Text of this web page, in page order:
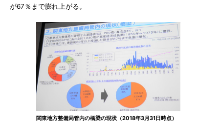
が67％まで膨れ上がる。
関東地方整備局管内の橋梁の現状（2018年3月31日時点）